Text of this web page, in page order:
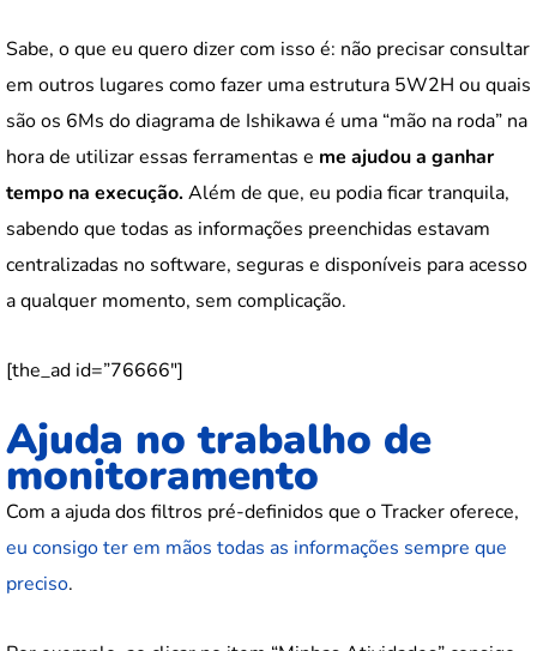
Sabe, o que eu quero dizer com isso é: não precisar consultar
em outros lugares como fazer uma estrutura 5W2H ou quais
são os 6Ms do diagrama de Ishikawa é uma “mão na roda” na
hora de utilizar essas ferramentas e me ajudou a ganhar
tempo na execução.Além de que, eu podia ficar tranquila,
sabendo que todas as informações preenchidas estavam
centralizadas no software, seguras e disponíveis para acesso
a qualquer momento, sem complicação.
[the_ad id=”76666″]
Ajuda no trabalho de
monitoramento
Com a ajuda dos filtros pré-definidos que o Tracker oferece,
eu consigo ter em mãos todas as informações sempre que
preciso.